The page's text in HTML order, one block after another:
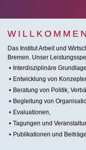
Das Institut Arbeit und
Bremen. Unser
• Interdisziplinäre
• Entwicklung von
• Beratung von Politik,
• Begleitung von
• Evaluationen,
• Tagungen und
• Publikationen und